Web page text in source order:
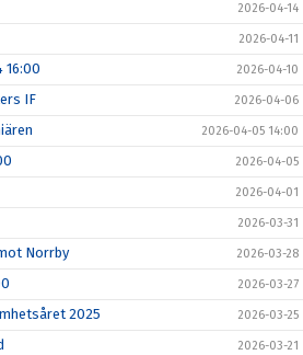
2026-04-14
2026-04-11
16:00 2026-04-10
IF 2026-04-06
2026-04-05 14:00
2026-04-05
2026-04-01
2026-03-31
Norrby 2026-03-28
2026-03-27
2025 2026-03-25
2026-03-21